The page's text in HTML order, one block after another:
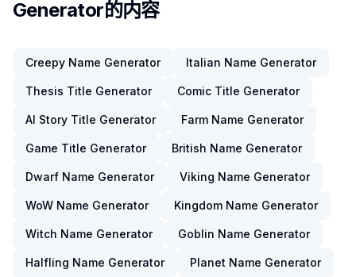
Generator的内容
Creepy Name Generator Italian Name Generator
Thesis Title Generator Comic Title Generator
AI Story Title Generator Farm Name Generator
Game Title Generator British Name Generator
Dwarf Name Generator Viking Name Generator
WoW Name Generator Kingdom Name Generator
Witch Name Generator Goblin Name Generator
Halfling Name Generator Planet Name Generator